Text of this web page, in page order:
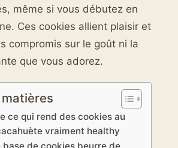
même si vous débutez en
Ces cookies allient plaisir et
compromis sur le goût ni la
que vous adorez.
ce qui rend des cookies au
vraiment healthy